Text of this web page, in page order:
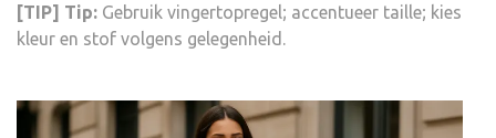
[TIP] Tip: Gebruik vingertopregel; accentueer taille; kies
kleur en stof volgens gelegenheid.